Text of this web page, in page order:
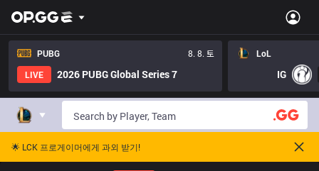
PUBG
8. 8. 토
LIVE
2026 PUBG Global Series 7
LoL
IG
🌟 LCK 프로게이머에게 과외 받기!